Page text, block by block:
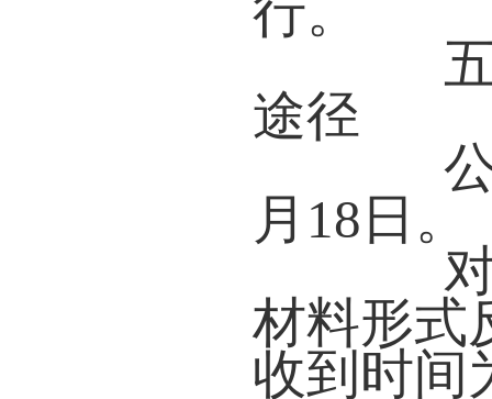
行。
五
途径
公
月18日。
对
材料形式
收到时间